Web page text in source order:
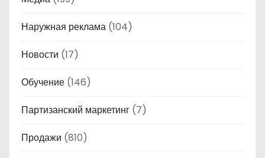
Наружная реклама (104)
Новости (17)
Обучение (146)
Партизанский маркетинг (7)
Продажи (810)